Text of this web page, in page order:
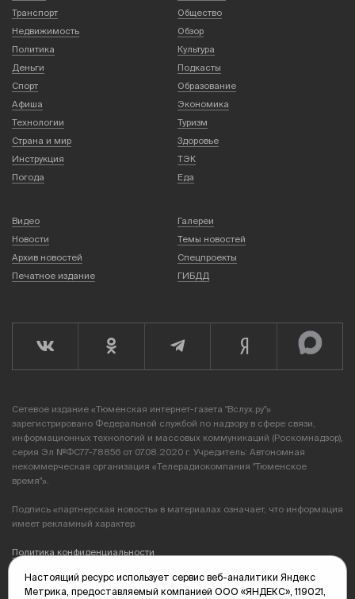
Транспорт
Общество
Недвижимость
Обзор
Политика
Культура
Деньги
Подкасты
Спорт
Образование
Афиша
Экономика
Технологии
Туризм
Страна и мир
Здоровье
Инструкция
ТЭК
Погода
Еда
Видео
Галереи
Новости
Темы новостей
Архив новостей
Спецпроекты
Печатное издание
ГИБДД
Сетевое издание «Тюменская интернет-газета "Вслух.ру"»
зарегистрировано Федеральной службой по надзору в сфере связи,
информационных технологий и массовых коммуникаций (Роскомнадзор),
серия Эл №ФС77-78856 от 07.08.2020 г. Учредитель: Автономная
некоммерческая организация «Телерадиокомпания "Тюменское
время"».
Подпись «партнерская новость» в материалах означает, что информация
имеет рекламный характер.
Политика конфиденциальности
Редакция: 625035, Тюмень, пр. Геологоразведчиков, 28А
(3452) 68-89-05
Настоящий ресурс использует сервис веб-аналитики Яндекс
Метрика, предоставляемый компанией ООО «ЯНДЕКС», 119021,